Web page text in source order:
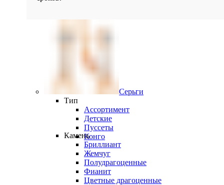
Серьги
Тип
Ассортимент
Детские
Пуссеты
Конго
Камень
Бриллиант
Жемчуг
Полудрагоценные
Фианит
Цветные драгоценные